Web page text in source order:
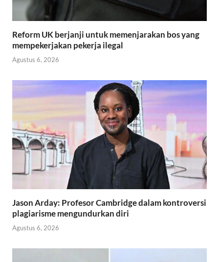
Reform UK berjanji untuk memenjarakan bos yang
mempekerjakan pekerja ilegal
Agustus 6, 2026
Jason Arday: Profesor Cambridge dalam kontroversi
plagiarisme mengundurkan diri
Agustus 6, 2026